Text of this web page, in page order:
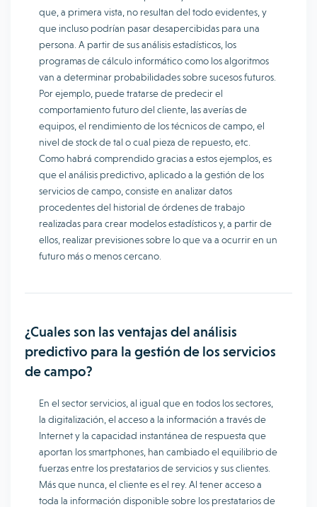
que, a primera vista, no resultan del todo evidentes, y
que incluso podrían pasar desapercibidas para una
persona. A partir de sus análisis estadísticos, los
programas de cálculo informático como los algoritmos
van a determinar probabilidades sobre sucesos futuros.
Por ejemplo, puede tratarse de predecir el
comportamiento futuro del cliente, las averías de
equipos, el rendimiento de los técnicos de campo, el
nivel de stock de tal o cual pieza de repuesto, etc.
Como habrá comprendido gracias a estos ejemplos, es
que el análisis predictivo, aplicado a la gestión de los
servicios de campo, consiste en analizar datos
procedentes del historial de órdenes de trabajo
realizadas para crear modelos estadísticos y, a partir de
ellos, realizar previsiones sobre lo que va a ocurrir en un
futuro más o menos cercano.
¿Cuales son las ventajas del análisis
predictivo para la gestión de los servicios
de campo?
En el sector servicios, al igual que en todos los sectores,
la digitalización, el acceso a la información a través de
Internet y la capacidad instantánea de respuesta que
aportan los smartphones, han cambiado el equilibrio de
fuerzas entre los prestatarios de servicios y sus clientes.
Más que nunca, el cliente es el rey. Al tener acceso a
toda la información disponible sobre los prestatarios de